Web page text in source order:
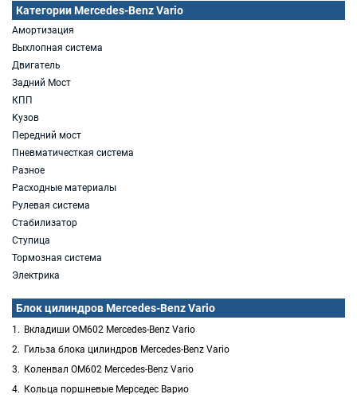
Категории Mercedes-Benz Vario
Амортизация
Выхлопная система
Двигатель
Задний Мост
КПП
Кузов
Передний мост
Пневматичесткая система
Разное
Расходные материалы
Рулевая система
Стабилизатор
Ступица
Тормозная система
Электрика
Блок цилиндров Mercedes-Benz Vario
Вкладиши OM602 Mercedes-Benz Vario
Гильза блока цилиндров Mercedes-Benz Vario
Коленвал OM602 Mercedes-Benz Vario
Кольца поршневые Мерседес Варио